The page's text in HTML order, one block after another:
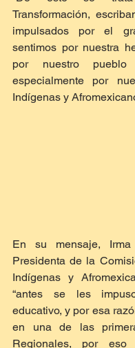
Transformación,
impulsados por el
sentimos por nuestra
por nuestro
especialmente por
Indígenas y
En su mensaje,
Presidenta de la
Indígenas y
“antes se les
educativo, y por esa
en una de las
Regionales, por eso